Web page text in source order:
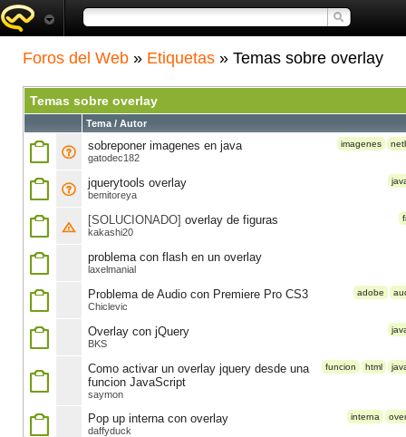
Foros del Web » Etiquetas » Temas sobre overlay
Temas sobre overlay
Tema / Autor
imagenes
sobreponer imagenes en java
gatodec182
jquerytools overlay
bemitoreya
[SOLUCIONADO] overlay de figuras
kakashi20
problema con flash en un overlay
laxelmanial
adobe
Problema de Audio con Premiere Pro CS3
Chiclevic
Overlay con jQuery
BKS
funcion html
Como activar un overlay jquery desde una
funcion JavaScript
saymon
interna
Pop up interna con overlay
daffyduck